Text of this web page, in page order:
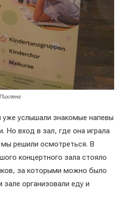
услышали знакомые напевы
Но вход в зал, где она играла
решили осмотреться. В
концертного зала стояло
за которыми можно было
организовали еду и